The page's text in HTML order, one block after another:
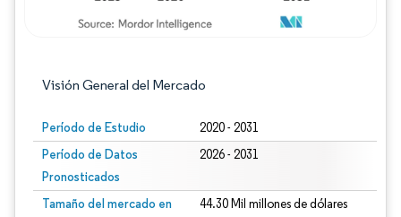
Visión General del Mercado
Período de Estudio 2020 - 2031
Período de Datos
Pronosticados
2026 - 2031
Tamaño del mercado en
44.30 Mil millones de dólares